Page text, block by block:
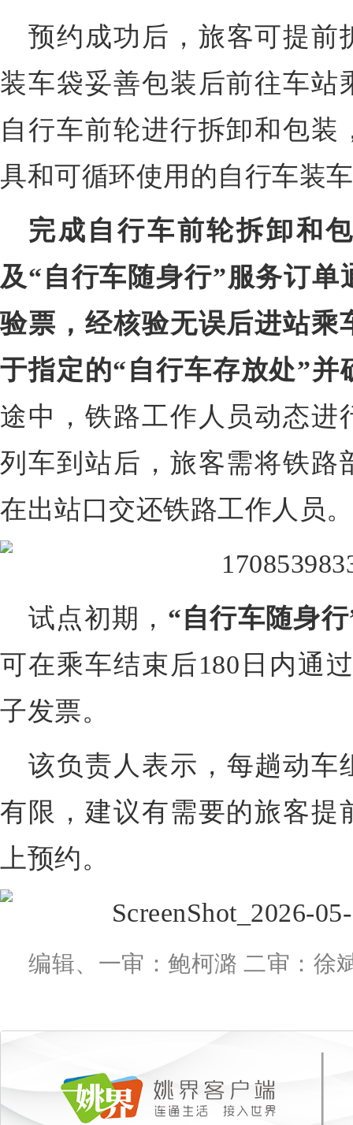
预约成功后，旅客可提前
装车袋妥善包装后前往车站
自行车前轮进行拆卸和包
具和可循环使用的自行车装
完成自行车前轮拆卸和
及“自行车随身行”服务订
验票，经核验无误后进站乘
于指定的“自行车存放处”并
途中，铁路工作人员动态进
列车到站后，旅客需将铁路
在出站口交还铁路工作人员。
试点初期， “自行车随身
可在乘车结束后180日内通
子发票。
该负责人表示，每趟动车
有限，建议有需要的旅客提
上预约。
编辑、一审：鲍柯潞 二审：徐